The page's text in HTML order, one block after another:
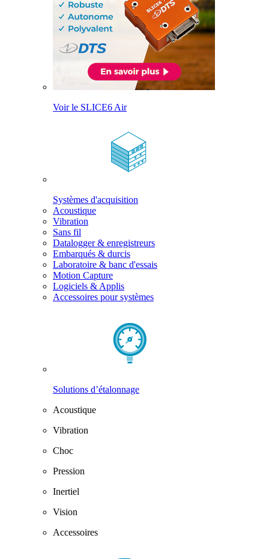
Voir le SLICE6 Air
Systèmes d'acquisition
Acoustique
Vibration
Sans fil
Datalogger & enregistreurs
Embarqués & durcis
Laboratoire & banc d'essais
Motion Capture
Logiciels & Applis
Accessoires pour systèmes
Solutions d’étalonnage
Acoustique
Vibration
Choc
Pression
Inertiel
Vision
Accessoires